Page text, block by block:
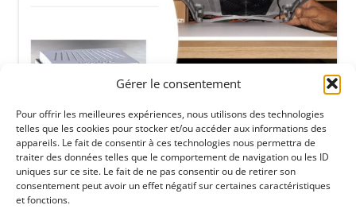
Gérer le consentement
Pour offrir les meilleures expériences, nous utilisons des technologies
telles que les cookies pour stocker et/ou accéder aux informations des
appareils. Le fait de consentir à ces technologies nous permettra de
traiter des données telles que le comportement de navigation ou les ID
uniques sur ce site. Le fait de ne pas consentir ou de retirer son
consentement peut avoir un effet négatif sur certaines caractéristiques
et fonctions.